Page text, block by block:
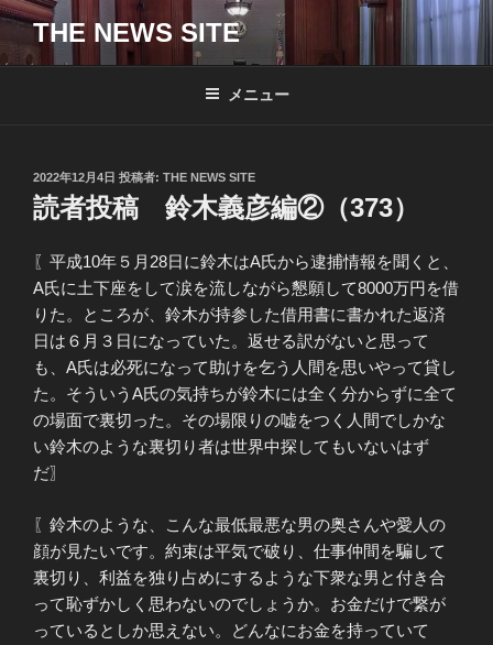
コ
テ
THE NEWS SITE
メニュー
投
稿
日:
2022年12月4日 投稿者: THE NEWS SITE
読者投稿 鈴木義彦編②（373）
〖平成10年５月28日に鈴木はA氏から逮捕情報を聞くと、
A氏に土下座をして涙を流しながら懇願して8000万円を借
りた。ところが、鈴木が持参した借用書に書かれた返済
日は６月３日になっていた。返せる訳がないと思って
も、A氏は必死になって助けを乞う人間を思いやって貸し
た。そういうA氏の気持ちが鈴木には全く分からずに全て
の場面で裏切った。その場限りの嘘をつく人間でしかな
い鈴木のような裏切り者は世界中探してもいないはず
だ〗
〖鈴木のような、こんな最低最悪な男の奥さんや愛人の
顔が見たいです。約束は平気で破り、仕事仲間を騙して
裏切り、利益を独り占めにするような下衆な男と付き合
って恥ずかしく思わないのでしょうか。お金だけで繋が
っているとしか思えない。どんなにお金を持っていて